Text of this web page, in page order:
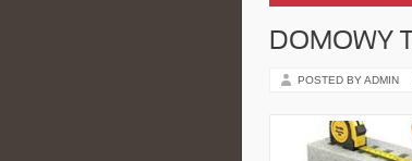
DOMOWY
POSTED BY ADMIN